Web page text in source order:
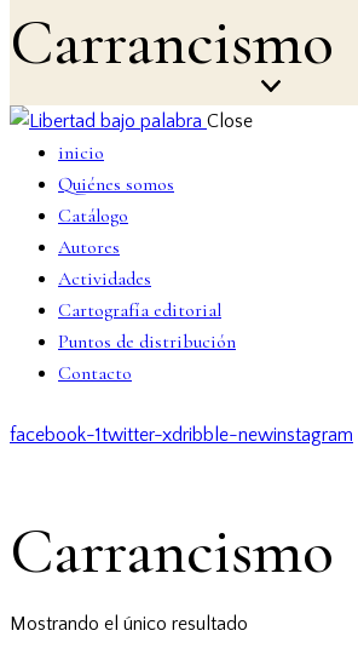
Carrancismo
Close
inicio
Quiénes somos
Catálogo
Autores
Actividades
Cartografía editorial
Puntos de distribución
Contacto
facebook-1twitter-xdribble-newinstagram
Carrancismo
Mostrando el único resultado